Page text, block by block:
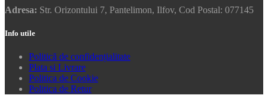
Adresa: Str. Orizontului 7, Pantelimon, Ilfov, Cod Postal: 077145
Info utile
Politică de confidențialitate
Plata si Livrare
Politica de Cookie
Politica de Retur